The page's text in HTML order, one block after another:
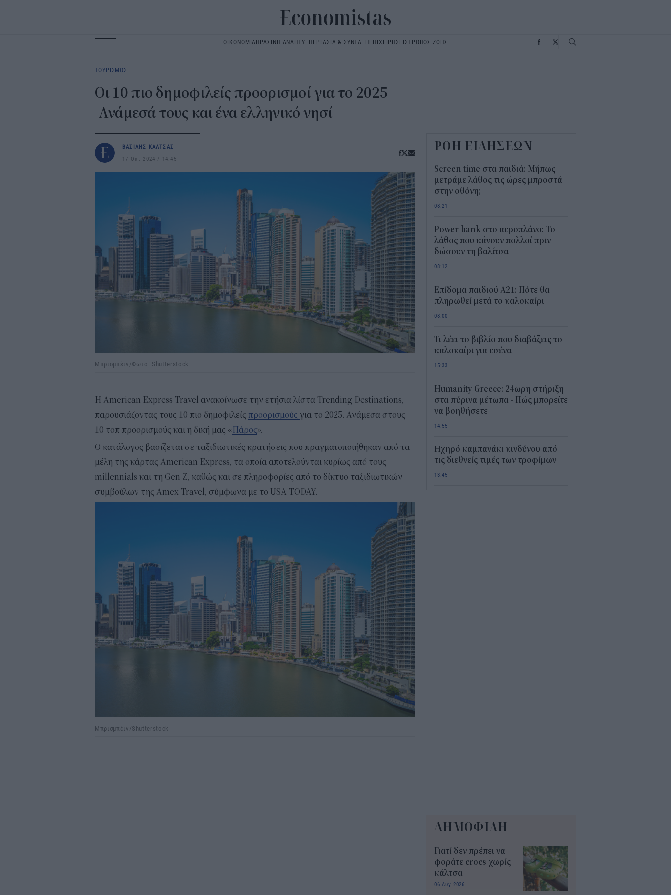
ΟΙΚΟΝΟΜΙΑΠΡΑΣΙΝΗ ΑΝΑΠΤΥΞΗΕΡΓΑΣΙΑ & ΣΥΝΤΑΞΗΕΠΙΧΕΙΡΗΣΕΙΣΤΡΟΠΟΣ ΖΩΗΣ
navigation
ΤΟΥΡΙΣΜΟΣ
Οι 10 πιο δημοφιλείς προορισμοί για το 2025
-Ανάμεσά τους και ένα ελληνικό νησί
ΒΑΣΙΛΗΣ ΚΑΛΤΣΑΣ
17 Οκτ 2024
14:45
Μπρισμπέιν/Φωτο: Shutterstock
Η American Express Travel ανακοίνωσε την ετήσια λίστα Trending Destinations,
παρουσιάζοντας τους 10 πιο δημοφιλείς προορισμούς για το 2025. Ανάμεσα στους
10 τοπ προορισμούς και η δική μας « Πάρος».
Ο κατάλογος βασίζεται σε ταξιδιωτικές κρατήσεις που πραγματοποιήθηκαν από τα
μέλη της κάρτας American Express, τα οποία αποτελούνται κυρίως από τους
millennials και τη Gen Z, καθώς και σε πληροφορίες από το δίκτυο ταξιδιωτικών
συμβούλων της Amex Travel, σύμφωνα με το USA TODAY.
Μπρισμπέιν/Shutterstock
ΡΟΗ ΕΙΔΗΣΕΩΝ
Screen time στα παιδιά: Μήπως
μετράμε λάθος τις ώρες μπροστά
στην οθόνη;
08:21
Power bank στο αεροπλάνο: Το
λάθος που κάνουν πολλοί πριν
δώσουν τη βαλίτσα
08:12
Επίδομα παιδιού Α21: Πότε θα
πληρωθεί μετά το καλοκαίρι
08:00
Τι λέει το βιβλίο που διαβάζεις το
καλοκαίρι για εσένα
15:33
Humanity Greece: 24ωρη στήριξη
στα πύρινα μέτωπα - Πώς μπορείτε
να βοηθήσετε
14:55
Ηχηρό καμπανάκι κινδύνου από
τις διεθνείς τιμές των τροφίμων
13:45
ΔΗΜΟΦΙΛΗ
Γιατί δεν πρέπει να
φοράτε crocs χωρίς
κάλτσα
06 Αυγ 2026